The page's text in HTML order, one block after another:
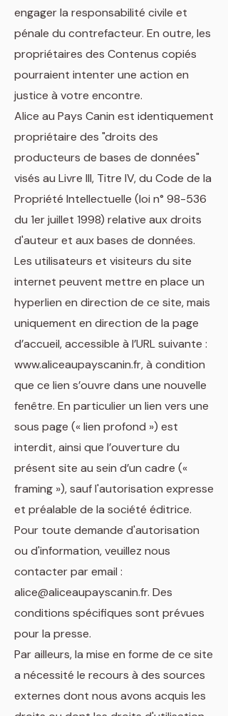
engager la responsabilité civile et
pénale du contrefacteur. En outre, les
propriétaires des Contenus copiés
pourraient intenter une action en
justice à votre encontre.
Alice au Pays Canin est identiquement
propriétaire des "droits des
producteurs de bases de données"
visés au Livre III, Titre IV, du Code de la
Propriété Intellectuelle (loi n° 98-536
du 1er juillet 1998) relative aux droits
d'auteur et aux bases de données.
Les utilisateurs et visiteurs du site
internet peuvent mettre en place un
hyperlien en direction de ce site, mais
uniquement en direction de la page
d’accueil, accessible à l’URL suivante :
www.aliceaupayscanin.fr, à condition
que ce lien s’ouvre dans une nouvelle
fenêtre. En particulier un lien vers une
sous page (« lien profond ») est
interdit, ainsi que l’ouverture du
présent site au sein d’un cadre («
framing »), sauf l'autorisation expresse
et préalable de la société éditrice.
Pour toute demande d'autorisation
ou d'information, veuillez nous
contacter par email :
alice@aliceaupayscanin.fr. Des
conditions spécifiques sont prévues
pour la presse.
Par ailleurs, la mise en forme de ce site
a nécessité le recours à des sources
externes dont nous avons acquis les